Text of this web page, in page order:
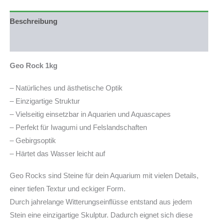
Beschreibung
Geo Rock 1kg
– Natürliches und ästhetische Optik
– Einzigartige Struktur
– Vielseitig einsetzbar in Aquarien und Aquascapes
– Perfekt für Iwagumi und Felslandschaften
– Gebirgsoptik
– Härtet das Wasser leicht auf
Geo Rocks sind Steine ​​für dein Aquarium mit vielen Details,
einer tiefen Textur und eckiger Form.
Durch jahrelange Witterungseinflüsse entstand aus jedem
Stein eine einzigartige Skulptur. Dadurch eignet sich diese